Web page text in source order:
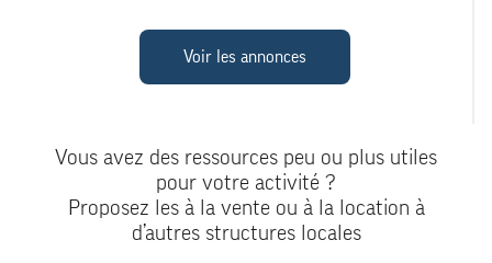
Voir les annonces
Vous avez des ressources peu ou plus utiles
pour votre activité ?
Proposez les à la vente ou à la location à
d’autres structures locales